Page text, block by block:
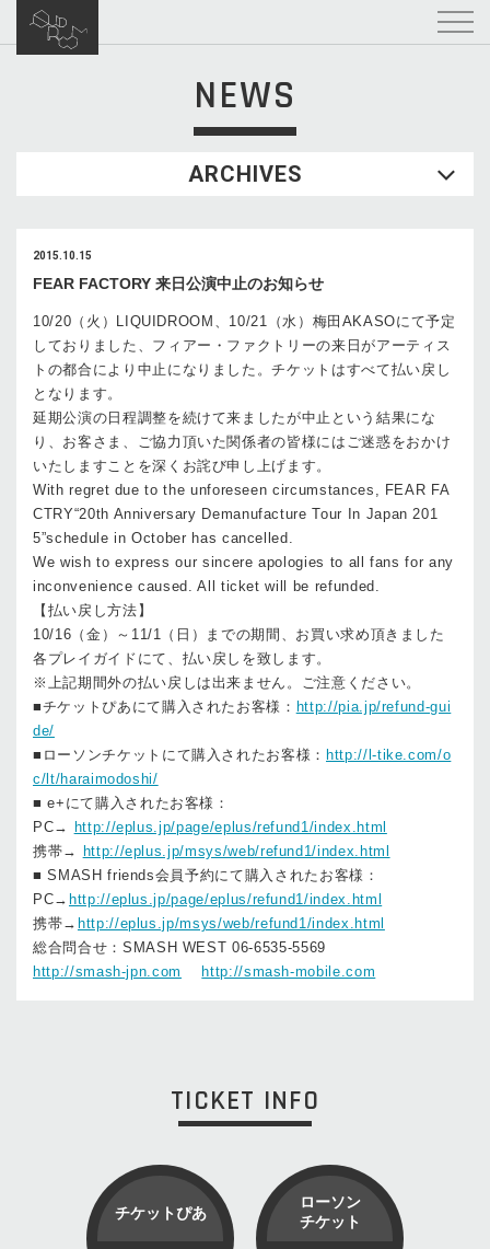
NEWS
ARCHIVES
2015.10.15
FEAR FACTORY 来日公演中止のお知らせ
10/20（火）LIQUIDROOM、10/21（水）梅田AKASOにて予定
しておりました、フィアー・ファクトリーの来日がアーティス
トの都合により中止になりました。チケットはすべて払い戻し
となります。
延期公演の日程調整を続けて来ましたが中止という結果にな
り、お客さま、ご協力頂いた関係者の皆様にはご迷惑をおかけ
いたしますことを深くお詫び申し上げます。
With regret due to the unforeseen circumstances, FEAR FA
CTRY“20th Anniversary Demanufacture Tour In Japan 201
5”schedule in October has cancelled.
We wish to express our sincere apologies to all fans for any
inconvenience caused. All ticket will be refunded.
【払い戻し方法】
10/16（金）～11/1（日）までの期間、お買い求め頂きました
各プレイガイドにて、払い戻しを致します。
※上記期間外の払い戻しは出来ません。ご注意ください。
■チケットぴあにて購入されたお客様： http://pia.jp/refund-gui
de/
■ローソンチケットにて購入されたお客様： http://l-tike.com/o
c/lt/haraimodoshi/
■ e+にて購入されたお客様：
PC→
http://eplus.jp/page/eplus/refund1/index.html
携帯→
http://eplus.jp/msys/web/refund1/index.html
■ SMASH friends会員予約にて購入されたお客様：
PC→ http://eplus.jp/page/eplus/refund1/index.html
携帯→ http://eplus.jp/msys/web/refund1/index.html
総合問合せ：SMASH WEST 06-6535-5569
http://smash-jpn.com
http://smash-mobile.com
TICKET INFO
チケットぴあ
ローソン
チケット